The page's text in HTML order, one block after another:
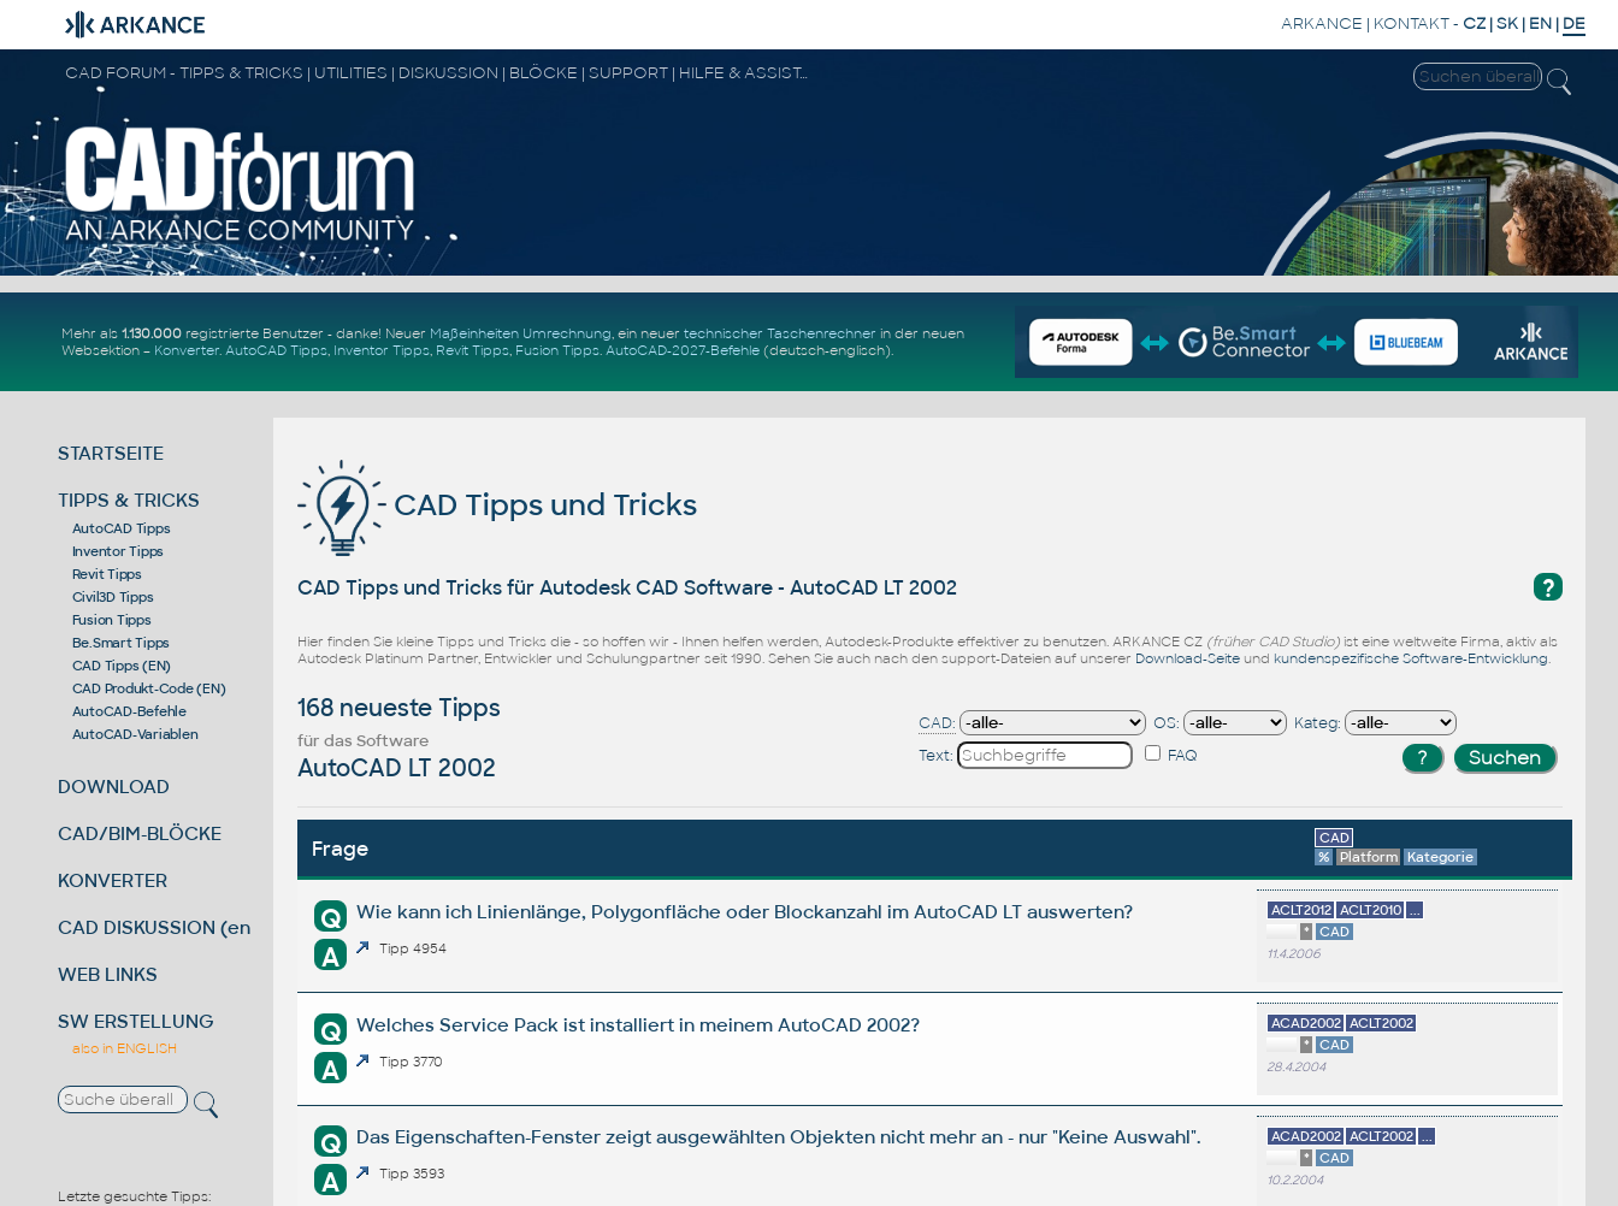
ARKANCE | KONTAKT- CZ |SK | EN | DE
CAD FORUM - TIPPS & TRICKS | UTILITIES | DISKUSSION | BLÖCKE | SUPPORT | HILFE & ASSISTANCE
Mehr als 1.130.000registrierte Benutzer - danke! Neuer Maßeinheiten Umrechnung, ein neuer technischer Taschenrechner in der neuen
Websektion – Konverter. AutoCAD Tipps, Inventor Tipps, Revit Tipps, Fusion Tipps. AutoCAD-2027-Befehle(deutsch-englisch).
STARTSEITE
TIPPS & TRICKS
AutoCAD Tipps
Inventor Tipps
Revit Tipps
Civil3D Tipps
Fusion Tipps
Be.Smart Tipps
CAD Tipps (EN)
CAD Produkt-Code (EN)
AutoCAD-Befehle
AutoCAD-Variablen
DOWNLOAD
CAD/BIM-BLÖCKE
KONVERTER
CAD DISKUSSION (en)
WEB LINKS
SW ERSTELLUNG
also in ENGLISH
Letzte gesuchte Tipps:
CAD Tipps und Tricks
?
CAD Tipps und Tricks für Autodesk CAD Software - AutoCAD LT 2002
Hier finden Sie kleine Tipps und Tricks die - so hoffen wir - Ihnen helfen werden, Autodesk-Produkte effektiver zu benutzen. ARKANCE CZ (früher CAD Studio)ist eine weltweite Firma, aktiv als
Autodesk Platinum Partner, Entwickler und Schulungpartner seit 1990. Sehen Sie auch nach den support-Dateien auf unserer Download-Seiteund kundenspezifische Software-Entwicklung
168 neueste Tipps
für das Software
AutoCAD LT 2002
CAD: OS:
Kateg:
Text:
FAQ
Frage
CAD
%
Platform Kategorie
Q Wie kann ich Linienlänge, Polygonfläche oder Blockanzahl im AutoCAD LT auswerten?
A Tipp 4954
ACLT2012 ACLT2010
*
CAD
11.4.2006
Q Welches Service Pack ist installiert in meinem AutoCAD 2002?
A Tipp 3770
ACAD2002 ACLT2002
*
CAD
28.4.2004
Q Das Eigenschaften-Fenster zeigt ausgewählten Objekten nicht mehr an - nur "Keine Auswahl".
A Tipp 3593
ACAD2002 ACLT2002
*
CAD
10.2.2004